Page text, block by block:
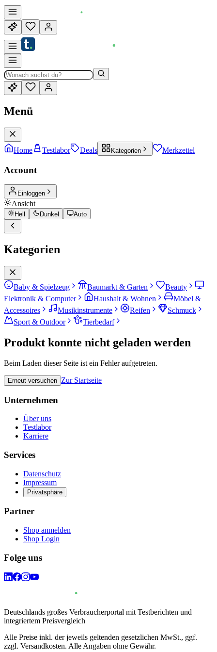
Menü
Home Testlabor Deals Kategorien Merkzettel
Account
Einloggen
Ansicht
Hell Dunkel Auto
Kategorien
Baby & Spielzeug Baumarkt & Garten
Beauty
Elektronik & Computer
Haushalt & Wohnen
Möbel &
Accessoires
Musikinstrumente Reifen
Schmuck
Sport & Outdoor
Tierbedarf
Produkt konnte nicht geladen werden
Beim Laden dieser Seite ist ein Fehler aufgetreten.
Erneut versuchen Zur Startseite
Unternehmen
Über uns
Testlabor
Karriere
Services
Datenschutz
Impressum
Privatsphäre
Partner
Shop anmelden
Shop Login
Folge uns
Deutschlands großes Verbraucherportal mit Testberichten und
integriertem Preisvergleich
Alle Preise inkl. der jeweils geltenden gesetzlichen MwSt., ggf.
zzgl. Versandkosten. Alle Angaben ohne Gewähr.